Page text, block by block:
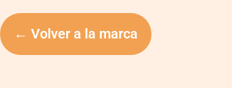
← Volver a la marca